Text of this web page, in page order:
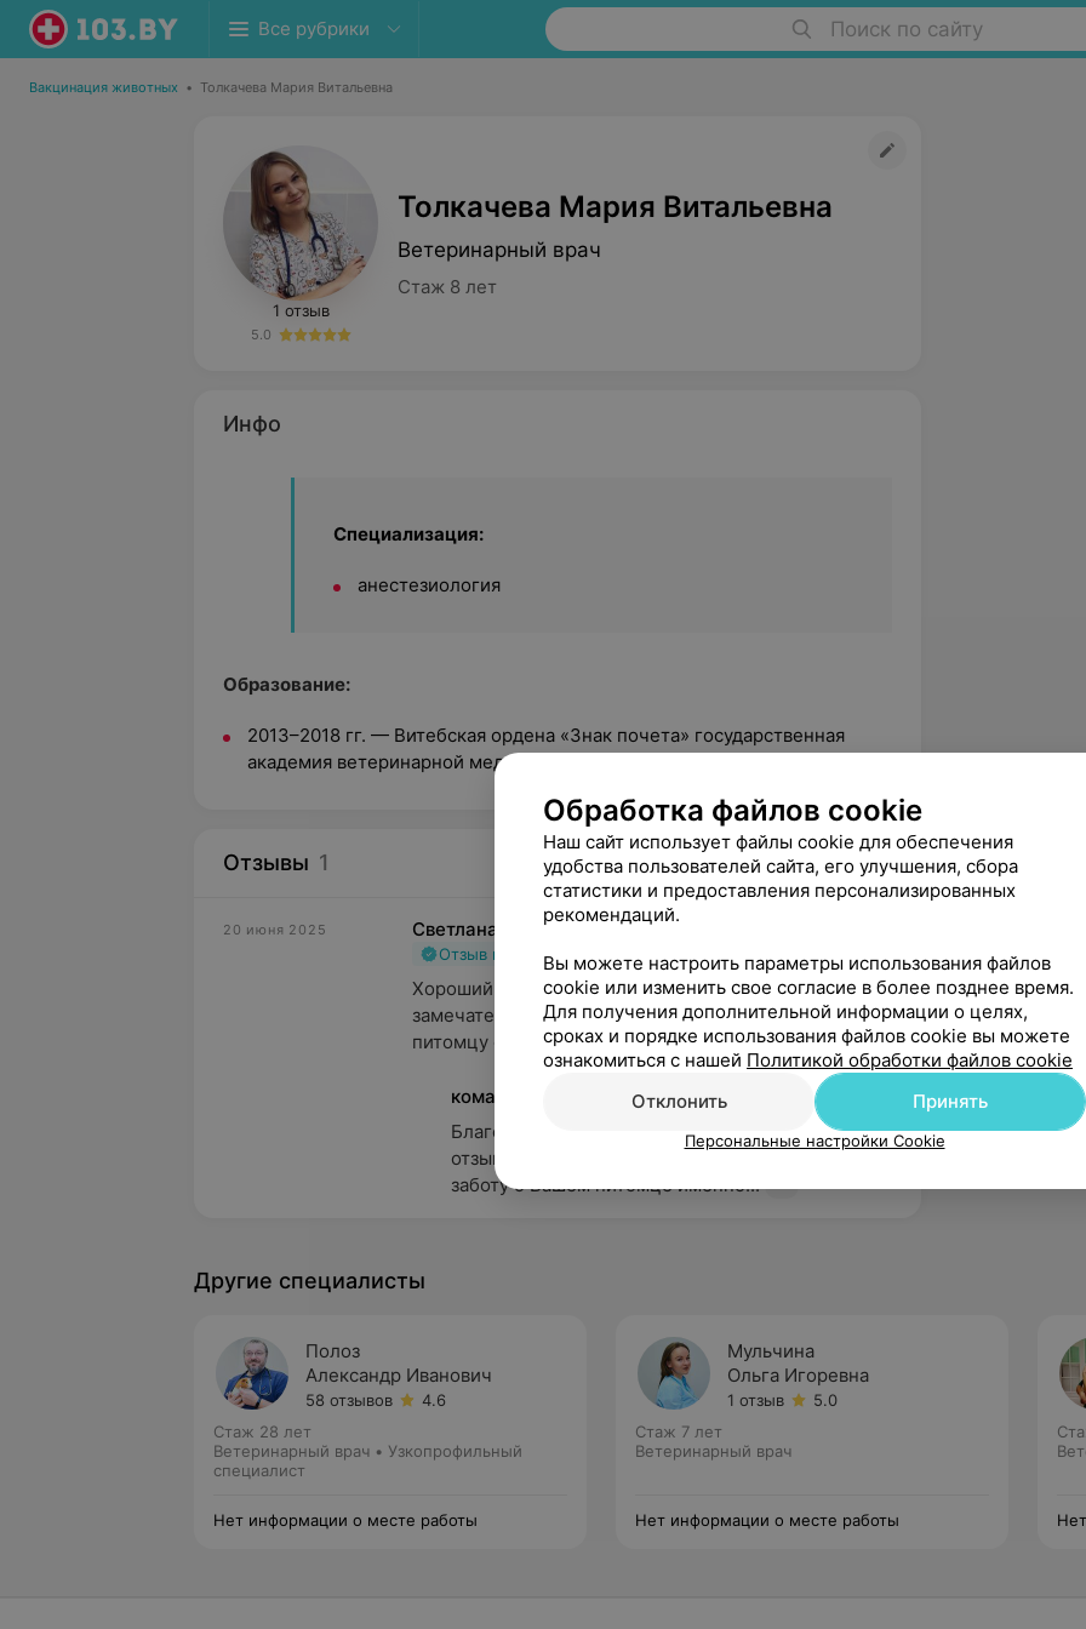
Все рубрики Поиск по сайту
Вакцинация животных • Толкачева Мария Витальевна
1 отзыв
5.0
Толкачева Мария Витальевна
Ветеринарный врач
Стаж 8 лет
Инфо
Специализация:
анестезиология
Образование:
2013–2018 гг. — Витебская ордена «Знак почета» государственная
академия ветеринарной медицины
Отзывы 1
20 июня 2025 Светлана
Отзыв подтвержден
Хороший центр с современным оборудованием и
замечательным коллективом. Моему 14-ти летнему
питомцу очень быстро была про...
команда Базылевского
Благодарим Вас за такой теплый и подробный
отзыв! Нам очень приятно знать, что Вы доверили
заботу о Вашем питомце именно...
Другие специалисты
Полоз
Александр Иванович
58 отзывов
4.6
Стаж 28 лет
Ветеринарный врач • Узкопрофильный
специалист
Нет информации о месте работы
Мульчина
Ольга Игоревна
1 отзыв
5.0
Стаж 7 лет
Ветеринарный врач
Нет информации о месте работы
Обработка файлов cookie
Наш сайт использует файлы cookie для обеспечения
удобства пользователей сайта, его улучшения, сбора
статистики и предоставления персонализированных
рекомендаций.
Вы можете настроить параметры использования файлов
cookie или изменить свое согласие в более позднее время.
Для получения дополнительной информации о целях,
сроках и порядке использования файлов cookie вы можете
ознакомиться с нашей Политикой обработки файлов cookie
Отклонить
Принять
Персональные настройки Cookie